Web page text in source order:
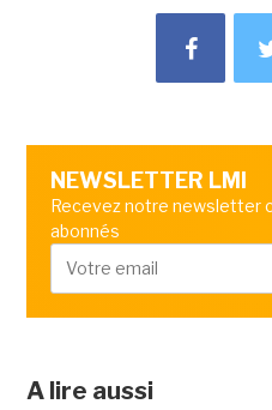
NEWSLETTER LMI
Recevez notre newsletter
abonnés
A lire aussi